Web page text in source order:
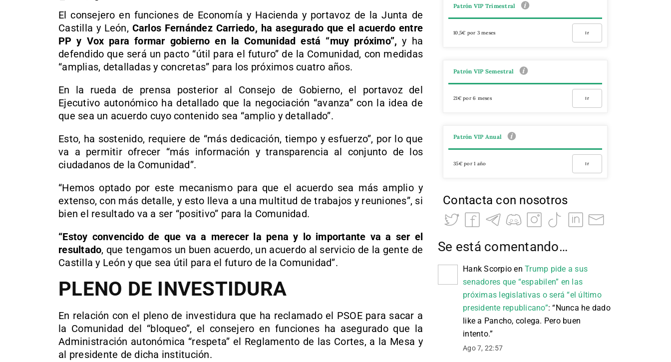
El consejero en funciones de Economía y Hacienda y portavoz de la Junta de
Castilla y León, Carlos Fernández Carriedo, ha asegurado que el acuerdo entre
PP y Vox para formar gobierno en la Comunidad está “muy próximo”, y ha
defendido que será un pacto “útil para el futuro” de la Comunidad, con medidas
“amplias, detalladas y concretas” para los próximos cuatro años.
En la rueda de prensa posterior al Consejo de Gobierno, el portavoz del
Ejecutivo autonómico ha detallado que la negociación “avanza” con la idea de
que sea un acuerdo cuyo contenido sea “amplio y detallado”.
Esto, ha sostenido, requiere de “más dedicación, tiempo y esfuerzo”, por lo que
va a permitir ofrecer “más información y transparencia al conjunto de los
ciudadanos de la Comunidad”.
“Hemos optado por este mecanismo para que el acuerdo sea más amplio y
extenso, con más detalle, y esto lleva a una multitud de trabajos y reuniones”, si
bien el resultado va a ser “positivo” para la Comunidad.
“Estoy convencido de que va a merecer la pena y lo importante va a ser el
resultado, que tengamos un buen acuerdo, un acuerdo al servicio de la gente de
Castilla y León y que sea útil para el futuro de la Comunidad”.
PLENO DE INVESTIDURA
En relación con el pleno de investidura que ha reclamado el PSOE para sacar a
la Comunidad del “bloqueo”, el consejero en funciones ha asegurado que la
Administración autonómica “respeta” el Reglamento de las Cortes, a la Mesa y
al presidente de dicha institución.
Patrón VIP Trimestral
10,5€ por 3 meses Ir
Patrón VIP Semestral
21€ por 6 meses Ir
Patrón VIP Anual
35€ por 1 año Ir
Contacta con nosotros
Se está comentando…
Hank Scorpio en Trump pide a sus
senadores que “espabilen” en las
próximas legislativas o será “el último
presidente republicano”: “Nunca he dado
like a Pancho, colega. Pero buen
intento.”
Ago 7, 22:57